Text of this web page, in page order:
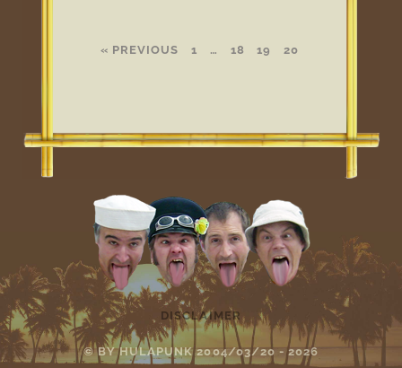
« PREVIOUS 1 … 18 19 20
DISCLAIMER
© BY HULAPUNK 2004/03/20 - 2026